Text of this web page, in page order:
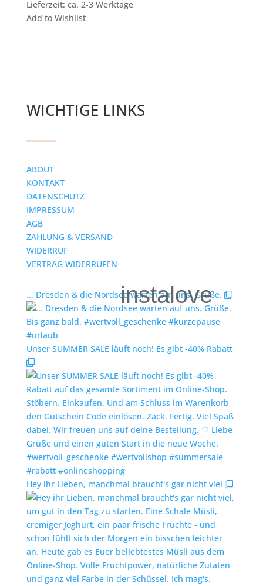
Lieferzeit: ca. 2-3 Werktage
Add to Wishlist
WICHTIGE LINKS
ABOUT
KONTAKT
DATENSCHUTZ
IMPRESSUM
AGB
ZAHLUNG & VERSAND
WIDERRUF
VERTRAG WIDERRUFEN
instalove
... Dresden & die Nordsee warten auf uns. Grüße.
Unser SUMMER SALE läuft noch! Es gibt -40% Rabatt
Hey ihr Lieben, manchmal braucht's gar nicht viel